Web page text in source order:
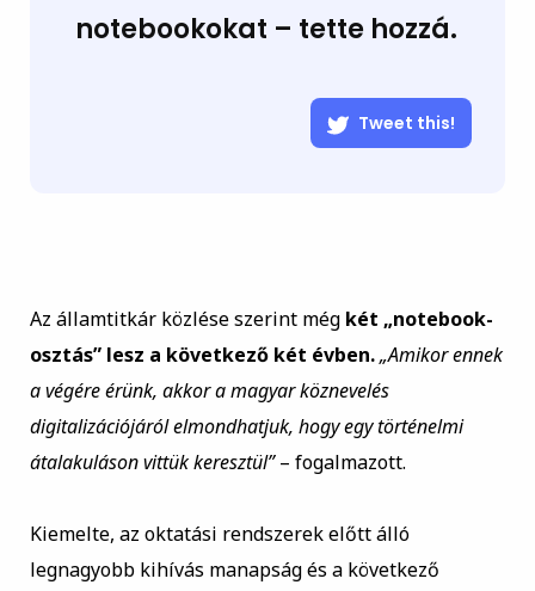
notebookokat – tette hozzá.
Tweet this!
Az államtitkár közlése szerint még két „notebook-
osztás” lesz a következő két évben.„Amikor ennek
a végére érünk, akkor a magyar köznevelés
digitalizációjáról elmondhatjuk, hogy egy történelmi
átalakuláson vittük keresztül”– fogalmazott.
Kiemelte, az oktatási rendszerek előtt álló
legnagyobb kihívás manapság és a következő